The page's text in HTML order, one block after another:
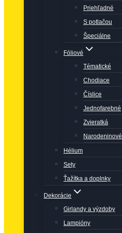
Priehľadné
S potlačou
Špeciálne
Fóliové
Tématické
Chodiace
Číslice
Jednofarebné
Zvieratká
Narodeninové
Hélium
Sety
Ťažítka a doplnky
Dekorácie
Girlandy a výzdoby
Lampióny